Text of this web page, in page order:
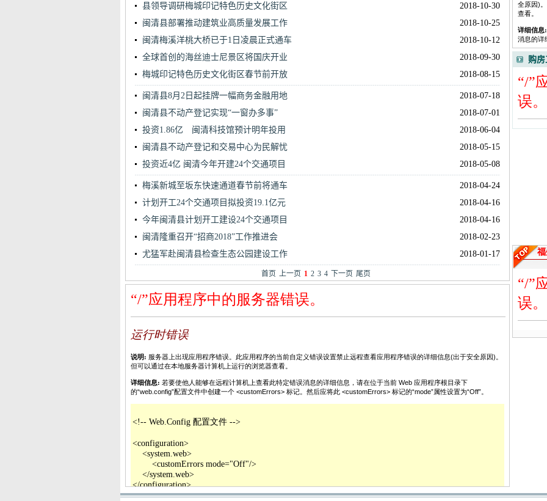
购
县领导调研梅城印记特色历史文化街区
2018-10-30
闽清县部署推动建筑业高质量发展工作
2018-10-25
闽清梅溪洋桃大桥已于1日凌晨正式通车
2018-10-12
全球首创的海丝迪士尼景区将国庆开业
2018-09-30
梅城印记特色历史文化街区春节前开放
2018-08-15
闽清县8月2日起挂牌一幅商务金融用地
2018-07-18
闽清县不动产登记实现“一窗办多事”
2018-07-01
投资1.86亿 闽清科技馆预计明年投用
2018-06-04
闽清县不动产登记和交易中心为民解忧
2018-05-15
投资近4亿 闽清今年开建24个交通项目
2018-05-08
梅溪新城至坂东快速通道春节前将通车
2018-04-24
计划开工24个交通项目拟投资19.1亿元
2018-04-16
今年闽清县计划开工建设24个交通项目
2018-04-16
闽清隆重召开“招商2018”工作推进会
2018-02-23
尤猛军赴闽清县检查生态公园建设工作
2018-01-17
首页 上一页 1 2 3 4 下一页 尾页